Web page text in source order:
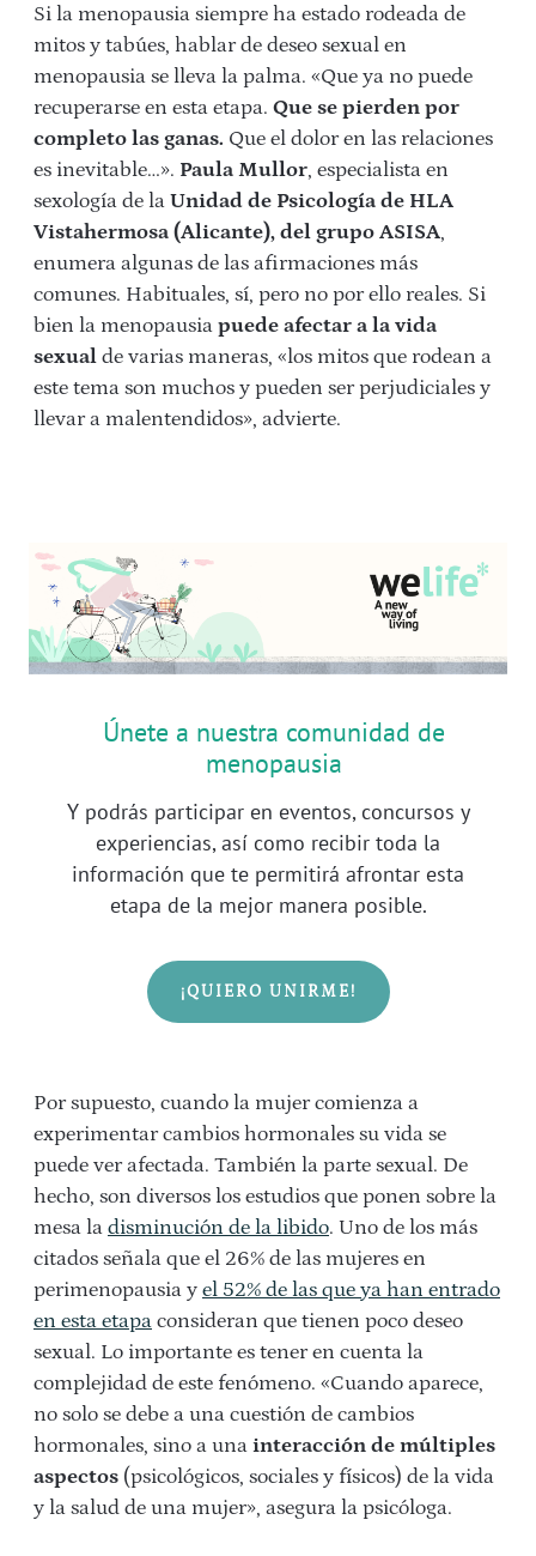
Si la menopausia siempre ha estado rodeada de
mitos y tabúes, hablar de deseo sexual en
menopausia se lleva la palma. «Que ya no puede
recuperarse en esta etapa. Que se pierden por
completo las ganas. Que el dolor en las relaciones
es inevitable…». Paula Mullor, especialista en
sexología de la Unidad de Psicología de HLA
Vistahermosa (Alicante), del grupo ASISA,
enumera algunas de las afirmaciones más
comunes. Habituales, sí, pero no por ello reales. Si
bien la menopausia puede afectar a la vida
sexual de varias maneras, «los mitos que rodean a
este tema son muchos y pueden ser perjudiciales y
llevar a malentendidos», advierte.
Únete a nuestra comunidad de
menopausia
Y podrás participar en eventos, concursos y
experiencias, así como recibir toda la
información que te permitirá afrontar esta
etapa de la mejor manera posible.
¡QUIERO UNIRME!
Por supuesto, cuando la mujer comienza a
experimentar cambios hormonales su vida se
puede ver afectada. También la parte sexual. De
hecho, son diversos los estudios que ponen sobre la
mesa la disminución de la libido. Uno de los más
citados señala que el 26% de las mujeres en
perimenopausia y el 52% de las que ya han entrado
en esta etapa consideran que tienen poco deseo
sexual. Lo importante es tener en cuenta la
complejidad de este fenómeno. «Cuando aparece,
no solo se debe a una cuestión de cambios
hormonales, sino a una interacción de múltiples
aspectos (psicológicos, sociales y físicos) de la vida
y la salud de una mujer», asegura la psicóloga.